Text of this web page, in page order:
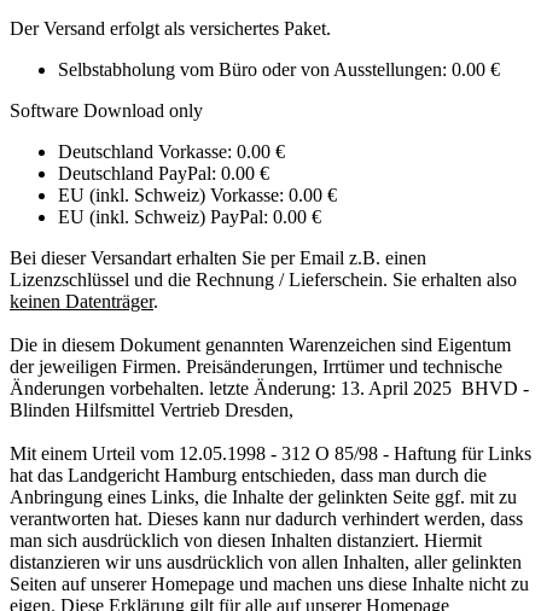
Der Versand erfolgt als versichertes Paket.
Selbstabholung vom Büro oder von Ausstellungen: 0.00 €
Software Download only
Deutschland Vorkasse: 0.00 €
Deutschland PayPal: 0.00 €
EU (inkl. Schweiz) Vorkasse: 0.00 €
EU (inkl. Schweiz) PayPal: 0.00 €
Bei dieser Versandart erhalten Sie per Email z.B. einen
Lizenzschlüssel und die Rechnung / Lieferschein. Sie erhalten also
keinen Datenträger.
Die in diesem Dokument genannten Warenzeichen sind Eigentum
der jeweiligen Firmen. Preisänderungen, Irrtümer und technische
Änderungen vorbehalten. letzte Änderung: 13. April 2025 BHVD -
Blinden Hilfsmittel Vertrieb Dresden,
Mit einem Urteil vom 12.05.1998 - 312 O 85/98 - Haftung für Links
hat das Landgericht Hamburg entschieden, dass man durch die
Anbringung eines Links, die Inhalte der gelinkten Seite ggf. mit zu
verantworten hat. Dieses kann nur dadurch verhindert werden, dass
man sich ausdrücklich von diesen Inhalten distanziert. Hiermit
distanzieren wir uns ausdrücklich von allen Inhalten, aller gelinkten
Seiten auf unserer Homepage und machen uns diese Inhalte nicht zu
eigen. Diese Erklärung gilt für alle auf unserer Homepage